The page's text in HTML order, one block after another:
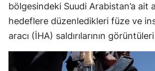
bölgesindeki Suudi Arabistan’a ait
hedeflere düzenledikleri füze ve
aracı (İHA) saldırılarının görüntüleri